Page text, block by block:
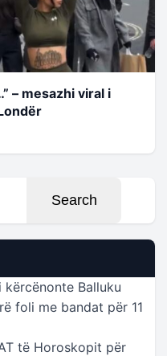
– mesazhi viral i
Balluku
foli me bandat për 11
të Horoskopit për